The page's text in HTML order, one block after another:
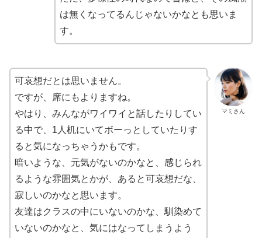
は無くなってるんじゃないかなとも思いま
す。
マミさん
可哀想だとは思いません。
ですが、席にもよりますね。
やはり、みんながワイワイと話したりしてい
る中で、1人机にいてボーっとしていたりす
ると気になっちゃうかもです。
暗いような、元気がないのかなと、感じられ
るような雰囲気とかが、あると可哀想だな、
寂しいのかなと思います。
友達はクラスの中にいないのかな、馴染めて
いないのかなと、気にはなってしまうよう